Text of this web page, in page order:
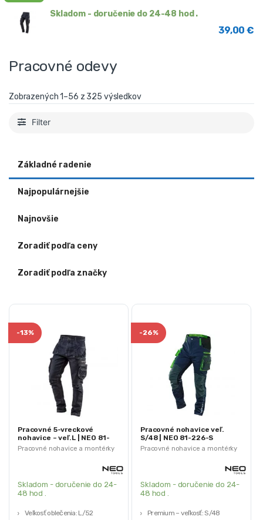
39,00€
Skladom - doručenie do 24-48 hod .
Pracovné odevy
Zobrazených 1–56 z 325 výsledkov
Filter
Základné radenie
Najpopulárnejšie
Najnovšie
Zoradiť podľa ceny
Zoradiť podľa značky
Pracovné nohavice a montérky
-13%
Pracovné 5-vreckové
nohavice – veľ.L | NEO 81-
229-L
Skladom - doručenie do 24-
48 hod .
Veľkosť oblečenia: L/52
Pracovné nohavice a montérky
-26%
Pracovné nohavice veľ.
S/48 | NEO 81-226-S
Skladom - doručenie do 24-
48 hod .
Premium – veľkosť: S/48